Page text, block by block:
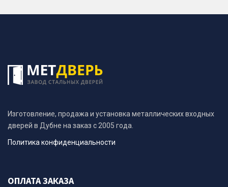
Изготовление, продажа и установка металлических входных
дверей в Дубне на заказ с 2005 года.
Политика конфиденциальности
ОПЛАТА ЗАКАЗА